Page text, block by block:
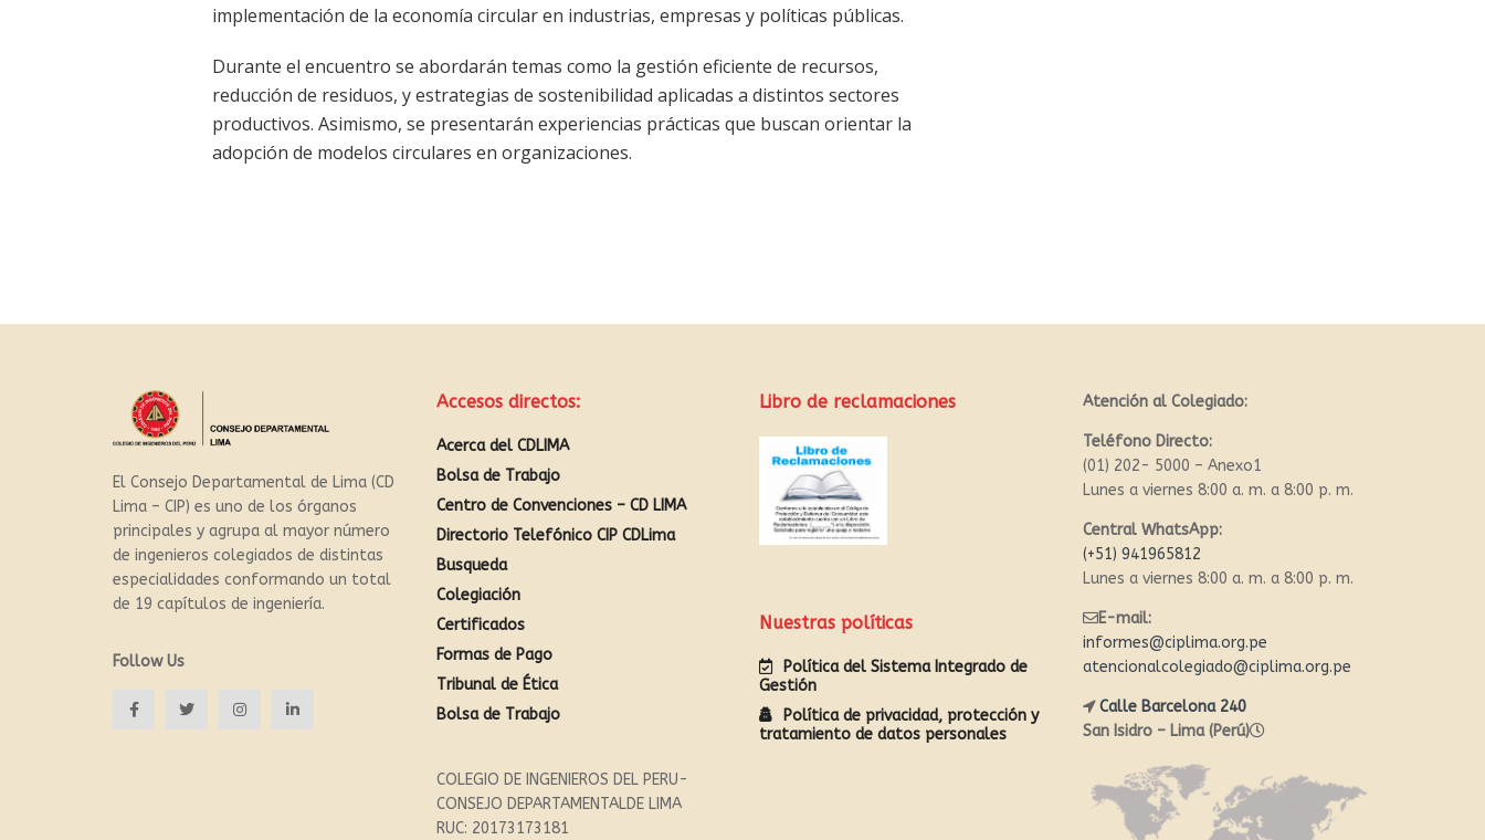
implementación de la economía circular en industrias, empresas y políticas públicas.
Durante el encuentro se abordarán temas como la gestión eficiente de recursos,
reducción de residuos, y estrategias de sostenibilidad aplicadas a distintos sectores
productivos. Asimismo, se presentarán experiencias prácticas que buscan orientar la
adopción de modelos circulares en organizaciones.
El Consejo Departamental de Lima (CD
Lima – CIP) es uno de los órganos
principales y agrupa al mayor número
de ingenieros colegiados de distintas
especialidades conformando un total
de 19 capítulos de ingeniería.
Follow Us
Accesos directos:
Acerca del CDLIMA
Bolsa de Trabajo
Centro de Convenciones – CD LIMA
Directorio Telefónico CIP CDLima
Busqueda
Colegiación
Certificados
Formas de Pago
Tribunal de Ética
Bolsa de Trabajo
COLEGIO DE INGENIEROS DEL PERU-
CONSEJO DEPARTAMENTALDE LIMA
RUC: 20173173181
Libro de reclamaciones
Nuestras políticas
Política del Sistema Integrado de
Gestión
Política de privacidad, protección y
tratamiento de datos personales
Atención al Colegiado:
Teléfono Directo:
(01) 202- 5000 – Anexo1
Lunes a viernes 8:00 a. m. a 8:00 p. m.
Central WhatsApp:
(+51) 941965812
Lunes a viernes 8:00 a. m. a 8:00 p. m.
E-mail:
informes@ciplima.org.pe
atencionalcolegiado@ciplima.org.pe
Calle Barcelona 240
San Isidro – Lima (Perú)